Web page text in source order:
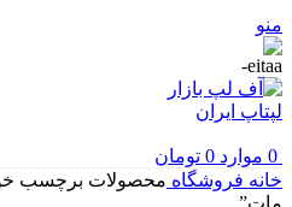
منو
0 موارد 0 تومان
خانه فروشگاه محصولات برچسب
مات”